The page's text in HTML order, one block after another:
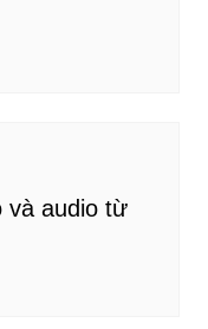
và audio từ